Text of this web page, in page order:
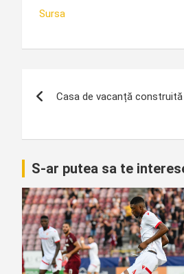
Sursa
articole
Casa de vacanță
S-ar putea sa te